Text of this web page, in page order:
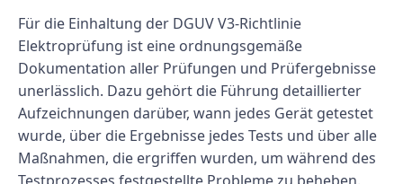
Für die Einhaltung der DGUV V3-Richtlinie
Elektroprüfung ist eine ordnungsgemäße
Dokumentation aller Prüfungen und Prüfergebnisse
unerlässlich. Dazu gehört die Führung detaillierter
Aufzeichnungen darüber, wann jedes Gerät getestet
wurde, über die Ergebnisse jedes Tests und über alle
Maßnahmen, die ergriffen wurden, um während des